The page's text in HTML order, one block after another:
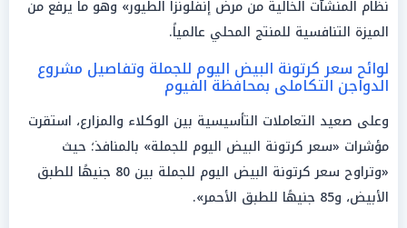
نظام المنشآت الخالية من مرض إنفلونزا الطيور» وهو ما يرفع من
الميزة التنافسية للمنتج المحلي عالمياً.
لوائح سعر كرتونة البيض اليوم للجملة وتفاصيل مشروع
الدواجن التكاملى بمحافظة الفيوم
وعلى صعيد التعاملات التأسيسية بين الوكلاء والمزارع، استقرت
مؤشرات «سعر كرتونة البيض اليوم للجملة» بالمنافذ؛ حيث
«وتراوح سعر كرتونة البيض اليوم للجملة بين 80 جنيهًا للطبق
الأبيض، و85 جنيهًا للطبق الأحمر».